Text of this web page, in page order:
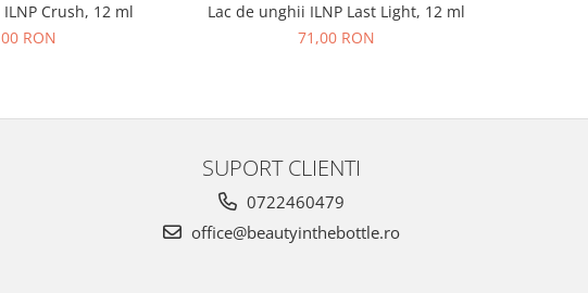
Crush, 12 ml
RON
Lac de unghii ILNP Last Light, 12 ml
71,00 RON
SUPORT CLIENTI
0722460479
office@beautyinthebottle.ro